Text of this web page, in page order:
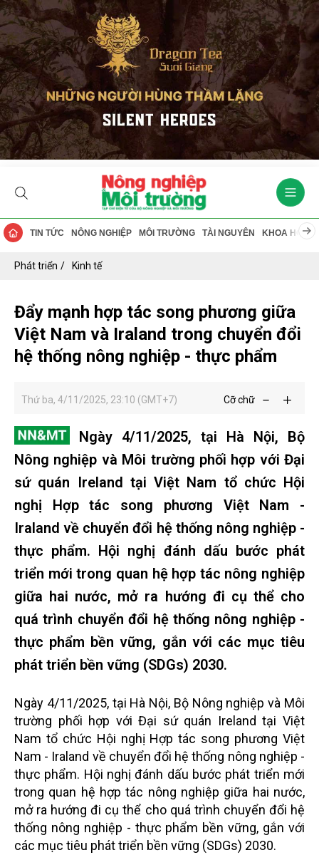
TIN TỨC NÔNG NGHIỆP MÔI TRƯỜNG TÀI NGUYÊN KHOA HỌC
Phát triển Kinh tế
Đẩy mạnh hợp tác song phương giữa
Việt Nam và Iraland trong chuyển đổi
hệ thống nông nghiệp - thực phẩm
Thứ ba, 4/11/2025, 23:10 (GMT+7) Cỡ chữ
Ngày 4/11/2025, tại Hà Nội, Bộ
Nông nghiệp và Môi trường phối hợp với Đại
sứ quán Ireland tại Việt Nam tổ chức Hội
nghị Hợp tác song phương Việt Nam -
Iraland về chuyển đổi hệ thống nông nghiệp -
thực phẩm. Hội nghị đánh dấu bước phát
triển mới trong quan hệ hợp tác nông nghiệp
giữa hai nước, mở ra hướng đi cụ thể cho
quá trình chuyển đổi hệ thống nông nghiệp -
thực phẩm bền vững, gắn với các mục tiêu
phát triển bền vững (SDGs) 2030.
Ngày 4/11/2025, tại Hà Nội, Bộ Nông nghiệp và Môi
trường phối hợp với Đại sứ quán Ireland tại Việt
Nam tổ chức Hội nghị Hợp tác song phương Việt
Nam - Iraland về chuyển đổi hệ thống nông nghiệp -
thực phẩm. Hội nghị đánh dấu bước phát triển mới
trong quan hệ hợp tác nông nghiệp giữa hai nước,
mở ra hướng đi cụ thể cho quá trình chuyển đổi hệ
thống nông nghiệp - thực phẩm bền vững, gắn với
các mục tiêu phát triển bền vững (SDGs) 2030.